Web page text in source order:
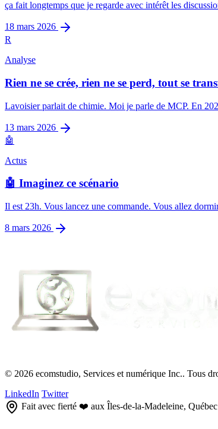
ça fait longtemps que je regarde avec intérêt les
18 mars 2026
R
Analyse
Rien ne se crée, rien ne se perd, tout se
Lavoisier parlait de chimie. Moi je parle de MCP. En
13 mars 2026
🤖
Actus
🤖 Imaginez ce scénario
Il est 23h. Vous lancez une commande. Vous allez
8 mars 2026
© 2026 ecomstudio, Services et numérique Inc.. Tous
LinkedIn Twitter
Fait avec fierté ❤️ aux Îles-de-la-Madeleine, Québec